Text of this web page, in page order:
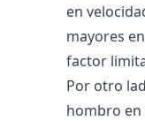
en
mayores
factor
Por otro
hombro